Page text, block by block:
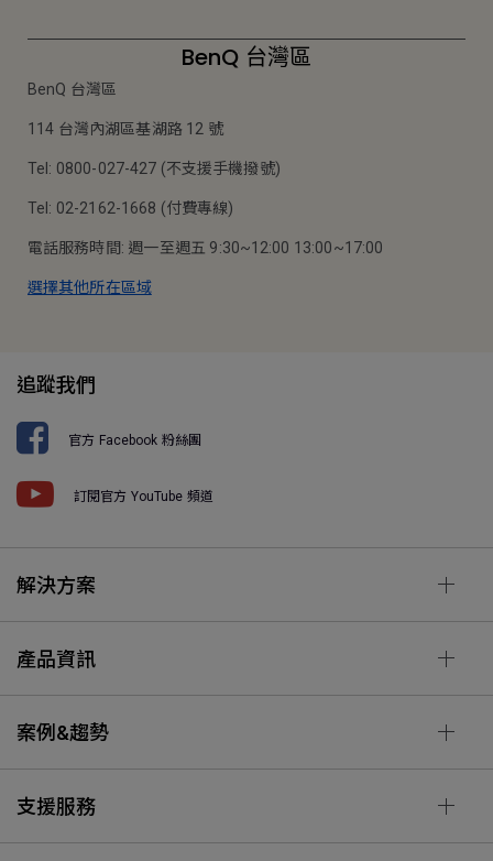
BenQ 台灣區
BenQ 台灣區
114 台灣內湖區基湖路 12 號
Tel: 0800-027-427 (不支援手機撥號)
Tel: 02-2162-1668 (付費專線)
電話服務時間: 週一至週五 9:30~12:00 13:00~17:00
選擇其他所在區域
追蹤我們
官方 Facebook 粉絲團
訂閱官方 YouTube 頻道
解決方案
產品資訊
案例&趨勢
支援服務